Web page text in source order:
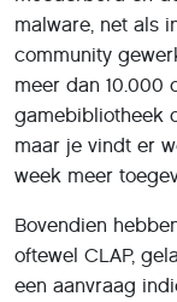
malware, net als
community
meer dan 10.000
gamebibliotheek
maar je vindt er
week meer
Bovendien
oftewel CLAP,
een aanvraag